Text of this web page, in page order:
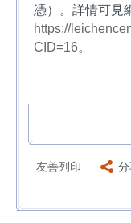
憑）。詳情可見
https://
CID=16。
友善列印